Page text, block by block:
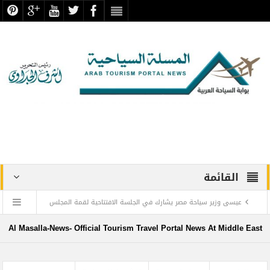
القائمة
عيسى وزير سياحة مصر يشارك في الجلسة الافتتاحية لقمة المجلس
الدولي للسفر والسياحة
Al Masalla-News- Official Tourism Travel Portal News At Middle East